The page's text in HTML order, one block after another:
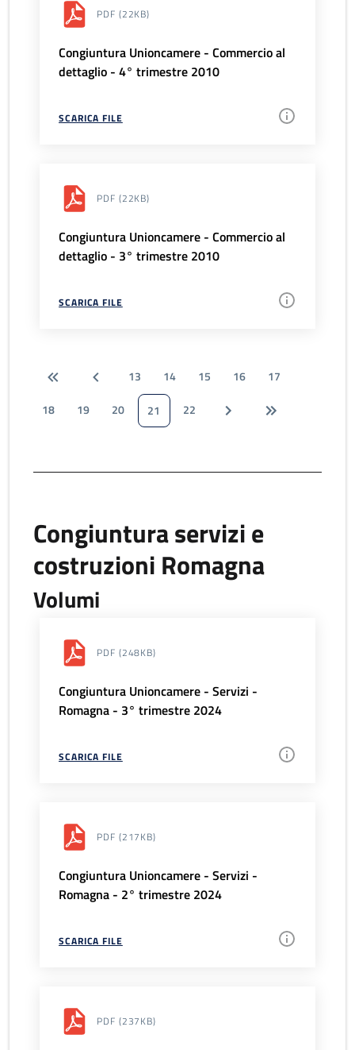
PDF (22KB)
Congiuntura Unioncamere - Commercio al
dettaglio - 4° trimestre 2010
SCARICA FILE
PDF (22KB)
Congiuntura Unioncamere - Commercio al
dettaglio - 3° trimestre 2010
SCARICA FILE
13 14 15 16
17
18
19 20 21 22
Congiuntura servizi e
costruzioni Romagna
Volumi
PDF (248KB)
Congiuntura Unioncamere - Servizi -
Romagna - 3° trimestre 2024
SCARICA FILE
PDF (217KB)
Congiuntura Unioncamere - Servizi -
Romagna - 2° trimestre 2024
SCARICA FILE
PDF (237KB)